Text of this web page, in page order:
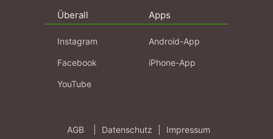
Überall
Instagram
Facebook
YouTube
Apps
Android-App
iPhone-App
AGB Datenschutz Impressum